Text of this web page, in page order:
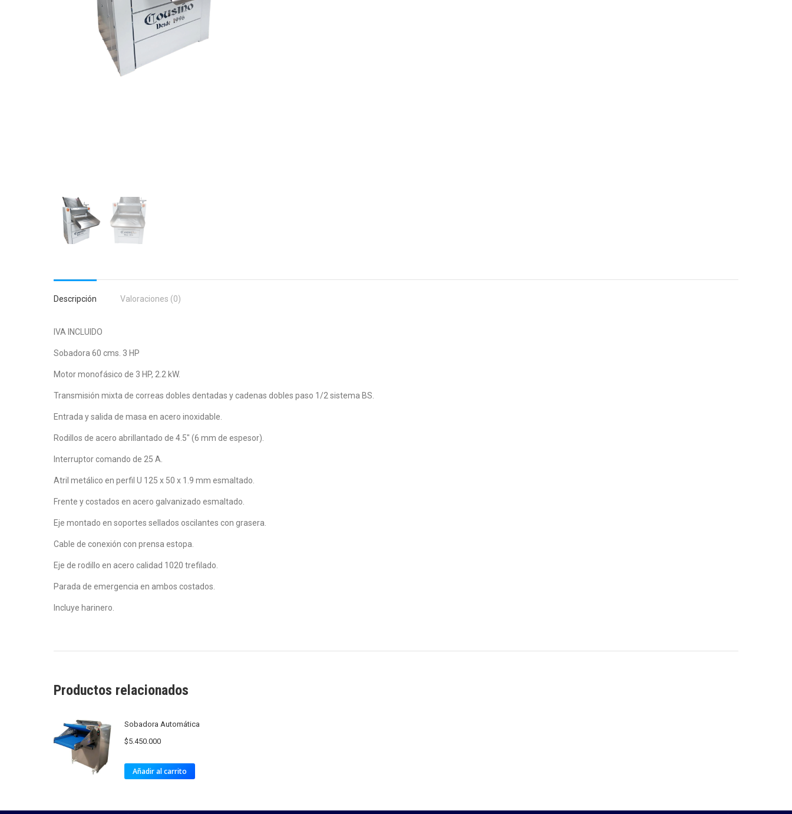
Descripción Valoraciones (0)
IVA INCLUIDO
Sobadora 60 cms. 3 HP
Motor monofásico de 3 HP, 2.2 kW.
Transmisión mixta de correas dobles dentadas y cadenas dobles paso 1/2 sistema BS.
Entrada y salida de masa en acero inoxidable.
Rodillos de acero abrillantado de 4.5″ (6 mm de espesor).
Interruptor comando de 25 A.
Atril metálico en perfil U 125 x 50 x 1.9 mm esmaltado.
Frente y costados en acero galvanizado esmaltado.
Eje montado en soportes sellados oscilantes con grasera.
Cable de conexión con prensa estopa.
Eje de rodillo en acero calidad 1020 trefilado.
Parada de emergencia en ambos costados.
Incluye harinero.
Productos relacionados
Sobadora Automática
$5.450.000
Añadir al carrito